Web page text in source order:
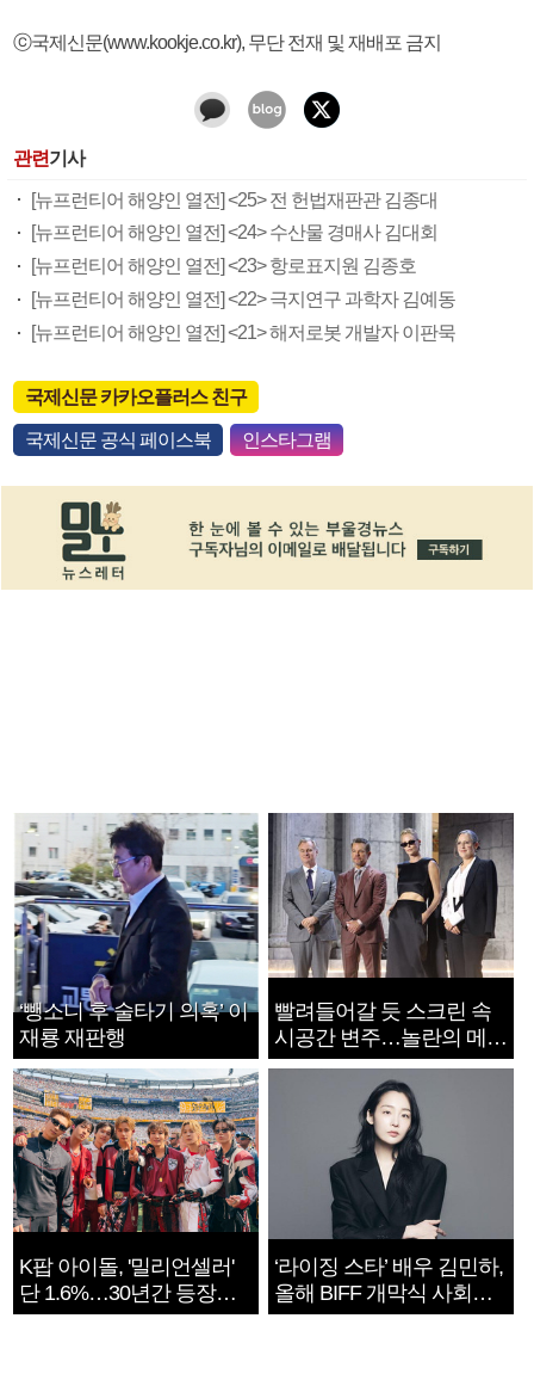
ⓒ국제신문(www.kookje.co.kr), 무단 전재 및 재배포 금지
관련기사
[뉴프런티어 해양인 열전] <25> 전 헌법재판관 김종대
[뉴프런티어 해양인 열전] <24> 수산물 경매사 김대회
[뉴프런티어 해양인 열전] <23> 항로표지원 김종호
[뉴프런티어 해양인 열전] <22> 극지연구 과학자 김예동
[뉴프런티어 해양인 열전] <21> 해저로봇 개발자 이판묵
국제신문 카카오플러스 친구
국제신문 공식 페이스북 인스타그램
‘뺑소니 후 술타기 의혹’ 이
재룡 재판행
빨려들어갈 듯 스크린 속
시공간 변주…놀란의 메시
지는 ‘전쟁 속죄’
K팝 아이돌, '밀리언셀러'
단 1.6%…30년간 등장
1182개팀 전수조사
‘라이징 스타’ 배우 김민하,
올해 BIFF 개막식 사회자
확정